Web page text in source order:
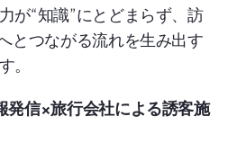
が“知識”にとどまらず、訪
とつながる流れを生み出す
。
発信×旅行会社による誘客施